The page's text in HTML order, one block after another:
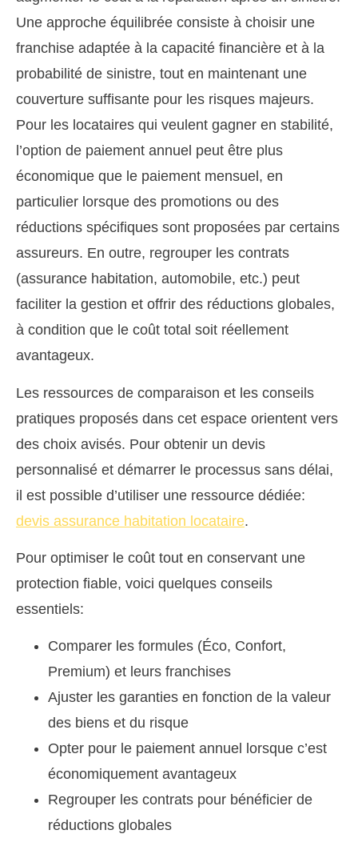
Une approche équilibrée consiste à choisir une
franchise adaptée à la capacité financière et à la
probabilité de sinistre, tout en maintenant une
couverture suffisante pour les risques majeurs.
Pour les locataires qui veulent gagner en stabilité,
l’option de paiement annuel peut être plus
économique que le paiement mensuel, en
particulier lorsque des promotions ou des
réductions spécifiques sont proposées par certains
assureurs. En outre, regrouper les contrats
(assurance habitation, automobile, etc.) peut
faciliter la gestion et offrir des réductions globales,
à condition que le coût total soit réellement
avantageux.
Les ressources de comparaison et les conseils
pratiques proposés dans cet espace orientent vers
des choix avisés. Pour obtenir un devis
personnalisé et démarrer le processus sans délai,
il est possible d’utiliser une ressource dédiée:
devis assurance habitation locataire.
Pour optimiser le coût tout en conservant une
protection fiable, voici quelques conseils
essentiels:
Comparer les formules (Éco, Confort,
Premium) et leurs franchises
Ajuster les garanties en fonction de la valeur
des biens et du risque
Opter pour le paiement annuel lorsque c’est
économiquement avantageux
Regrouper les contrats pour bénéficier de
réductions globales